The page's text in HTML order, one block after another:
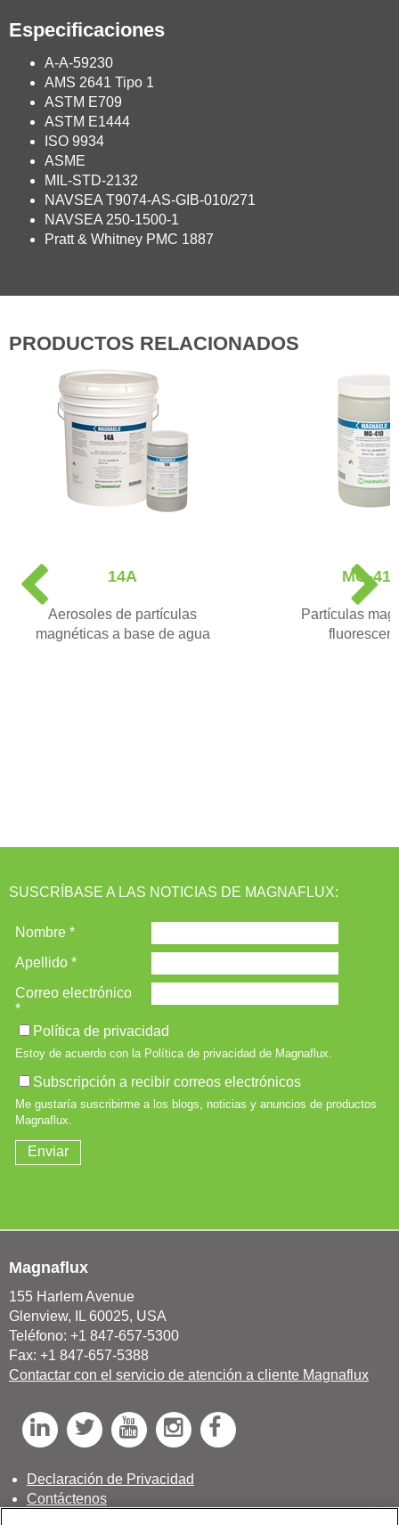
Especificaciones
A-A-59230
AMS 2641 Tipo 1
ASTM E709
ASTM E1444
ISO 9934
ASME
MIL-STD-2132
NAVSEA T9074-AS-GIB-010/271
NAVSEA 250-1500-1
Pratt & Whitney PMC 1887
PRODUCTOS RELACIONADOS
14A
Aerosoles de partículas
magnéticas a base de agua
MG-410
Partículas
e
v
N
x
t
SUSCRÍBASE A LAS NOTICIAS DE MAGNAFLUX:
Magnaflux
155 Harlem Avenue
Glenview, IL 60025, USA
Teléfono: +1 847-657-5300
Fax: +1 847-657-5388
Contactar con el servicio de atención a cliente Magnaflux
L
i
n
k
T
i
t
Y
o
u
T
I
n
s
t
F
a
e
Declaración de Privacidad
Contáctenos